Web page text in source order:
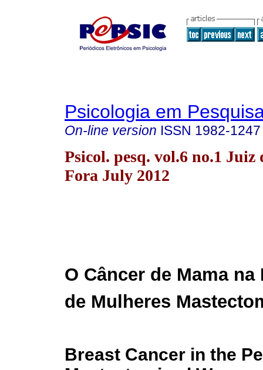
Psicologia em
On-line version ISSN 1982-1247
Psicol. pesq. vol.6 no.1 Juiz
Fora July 2012
O Câncer de Mama na
de Mulheres
Breast Cancer in the